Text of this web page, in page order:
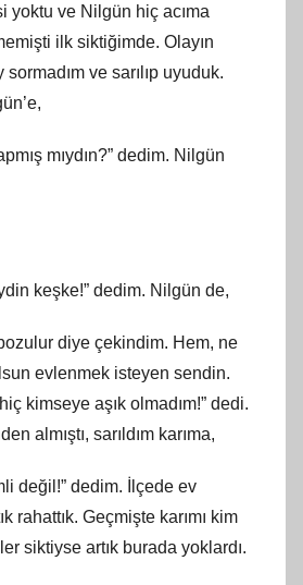
yoktu ve Nilgün hiç acıma
ilk siktiğimde. Olayın
ve sarılıp uyuduk.
mıydın?” dedim. Nilgün
keşke!” dedim. Nilgün de,
diye çekindim. Hem, ne
evlenmek isteyen sendin.
kimseye aşık olmadım!” dedi.
almıştı, sarıldım karıma,
değil!” dedim. İlçede ev
rahattık. Geçmişte karımı kim
siktiyse artık burada yoklardı.